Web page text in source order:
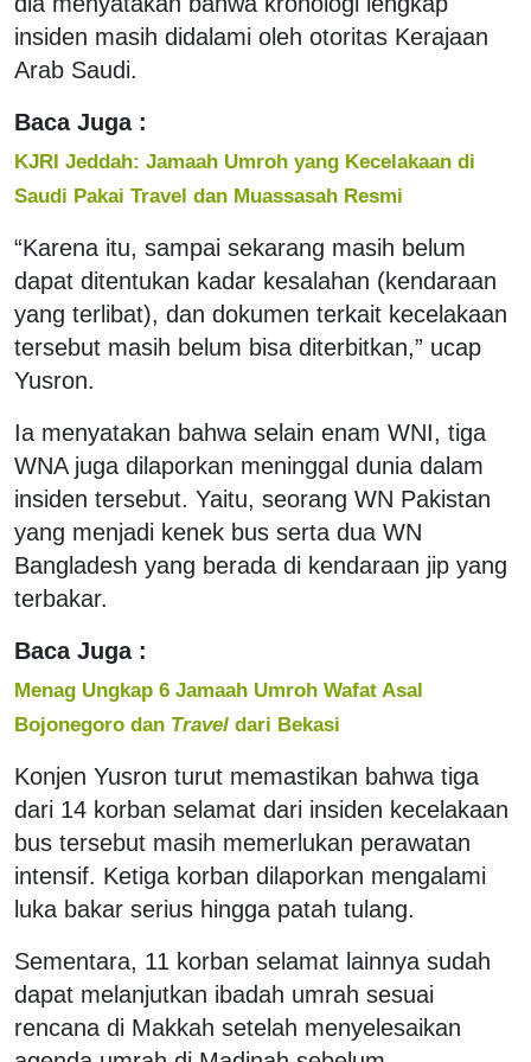
insiden masih didalami oleh otoritas Kerajaan
Arab Saudi.
Baca Juga :
KJRI Jeddah: Jamaah Umroh yang Kecelakaan di
Saudi Pakai Travel dan Muassasah Resmi
“Karena itu, sampai sekarang masih belum
dapat ditentukan kadar kesalahan (kendaraan
yang terlibat), dan dokumen terkait kecelakaan
tersebut masih belum bisa diterbitkan,” ucap
Yusron.
Ia menyatakan bahwa selain enam WNI, tiga
WNA juga dilaporkan meninggal dunia dalam
insiden tersebut. Yaitu, seorang WN Pakistan
yang menjadi kenek bus serta dua WN
Bangladesh yang berada di kendaraan jip yang
terbakar.
Baca Juga :
Menag Ungkap 6 Jamaah Umroh Wafat Asal
Bojonegoro dan Travel dari Bekasi
Konjen Yusron turut memastikan bahwa tiga
dari 14 korban selamat dari insiden kecelakaan
bus tersebut masih memerlukan perawatan
intensif. Ketiga korban dilaporkan mengalami
luka bakar serius hingga patah tulang.
Sementara, 11 korban selamat lainnya sudah
dapat melanjutkan ibadah umrah sesuai
rencana di Makkah setelah menyelesaikan